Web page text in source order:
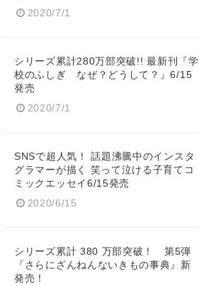
2020/7/1
シリーズ累計280万部突破!! 最新刊『学
校のふしぎ なぜ？どうして？』6/15
発売
2020/7/1
SNSで超人気！ 話題沸騰中のインスタ
グラマーが描く 笑って泣ける子育てコ
ミックエッセイ6/15発売
2020/6/15
シリーズ累計 380 万部突破！ 第5弾
『さらにざんねんないきもの事典』新
発売！